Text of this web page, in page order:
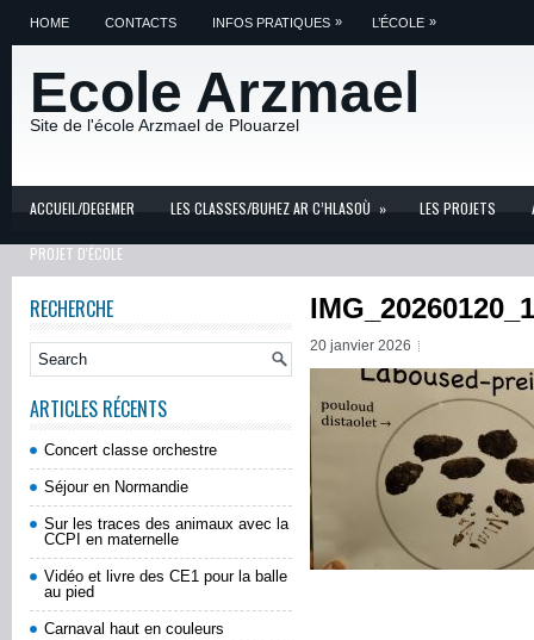
HOME CONTACTS INFOS PRATIQUES » L’ÉCOLE »
Ecole Arzmael
Site de l'école Arzmael de Plouarzel
ACCUEIL/DEGEMER LES CLASSES/BUHEZ AR C’HLASOÙ » LES PROJETS
PROJET D'ÉCOLE
20 janvier 2026
RECHERCHE
ARTICLES RÉCENTS
Concert classe orchestre
Séjour en Normandie
Sur les traces des animaux avec la
CCPI en maternelle
Vidéo et livre des CE1 pour la balle
au pied
Carnaval haut en couleurs